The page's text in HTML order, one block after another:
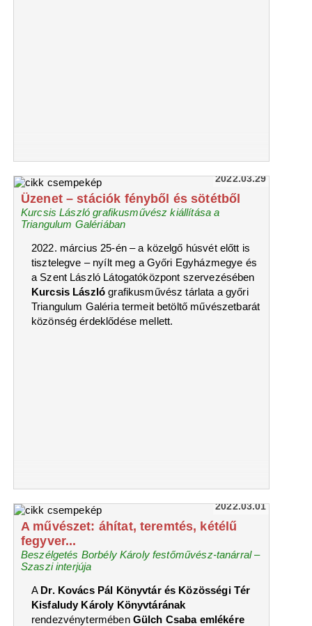
2022.03.29
Üzenet – stációk fényből és sötétből
Kurcsis László grafikusművész kiállítása a
Triangulum Galériában
2022. március 25-én – a közelgő húsvét előtt is
tisztelegve – nyílt meg a Győri Egyházmegye és
a Szent László Látogatóközpont szervezésében
Kurcsis László grafikusművész tárlata a győri
Triangulum Galéria termeit betöltő művészetbarát
közönség érdeklődése mellett.
2022.03.01
A művészet: áhítat, teremtés, kétélű
fegyver...
Beszélgetés Borbély Károly festőművész-tanárral –
Szaszi interjúja
A Dr. Kovács Pál Könyvtár és Közösségi Tér
Kisfaludy Károly Könyvtárának
rendezvénytermében Gülch Csaba emlékére